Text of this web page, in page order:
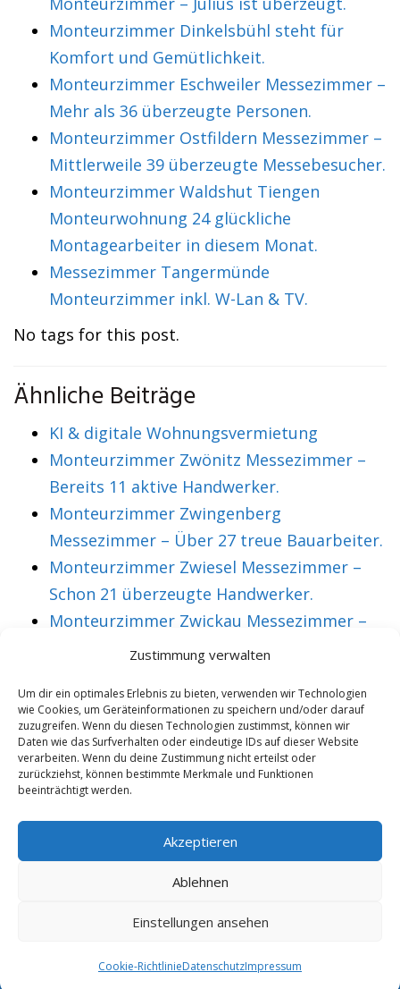
Zustimmung verwalten
Um dir ein optimales Erlebnis zu bieten, verwenden wir Technologien
wie Cookies, um Geräteinformationen zu speichern und/oder darauf
zuzugreifen. Wenn du diesen Technologien zustimmst, können wir
Daten wie das Surfverhalten oder eindeutige IDs auf dieser Website
verarbeiten. Wenn du deine Zustimmung nicht erteilst oder
zurückziehst, können bestimmte Merkmale und Funktionen
beeinträchtigt werden.
Akzeptieren
Ablehnen
Einstellungen ansehen
Cookie-RichtlinieDatenschutzImpressum
Monteurzimmer Dinkelsbühl steht für
Komfort und Gemütlichkeit.
Monteurzimmer Eschweiler Messezimmer –
Mehr als 36 überzeugte Personen.
Monteurzimmer Ostfildern Messezimmer –
Mittlerweile 39 überzeugte Messebesucher.
Monteurzimmer Waldshut Tiengen
Monteurwohnung 24 glückliche
Montagearbeiter in diesem Monat.
Messezimmer Tangermünde
Monteurzimmer inkl. W-Lan & TV.
No tags for this post.
Ähnliche Beiträge
KI & digitale Wohnungsvermietung
Monteurzimmer Zwönitz Messezimmer –
Bereits 11 aktive Handwerker.
Monteurzimmer Zwingenberg
Messezimmer – Über 27 treue Bauarbeiter.
Monteurzimmer Zwiesel Messezimmer –
Schon 21 überzeugte Handwerker.
Monteurzimmer Zwickau Messezimmer –
Über 36 treue Montagearbeiter.
VORHERIGER ARTIKEL
Monteurzimmer Ilm
Kreis Messezimmer
– Mittlerweile 45
überzeugte
NÄCHSTER ARTIKEL
Messezimmer
Ilsenburg
sehr preiswert
Copyright 2025/26 - Wohnung mieten |
9.8.2026